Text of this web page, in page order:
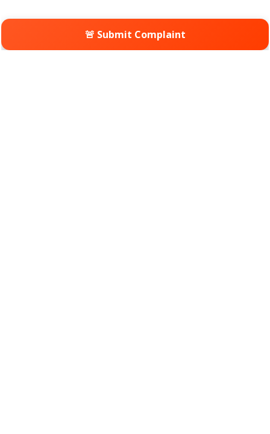
🚨 Submit Complaint